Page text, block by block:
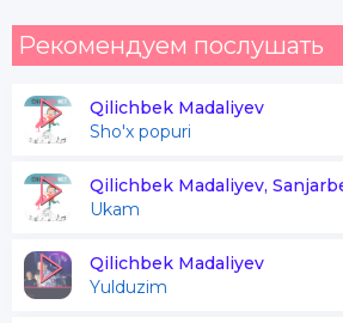
Ko'zinga ko'z tegmasin tuf tuf
Laylidan kem emas bir joying
Ming Majnunga tavofdur poying
Ertayu kech qilay duoying
O husninga ko'z tegmasin tuf tuf
Рекомендуем послушать
Qilichbek Madaliyev
Sho'x popuri
Ukam
Qilichbek Madaliyev
Yulduzim